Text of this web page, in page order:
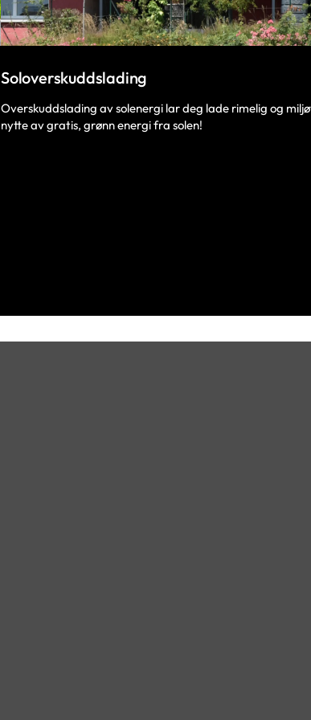
Soloverskuddslading
Overskuddslading av solenergi lar deg lade rimelig og
nytte av gratis, grønn energi fra solen!